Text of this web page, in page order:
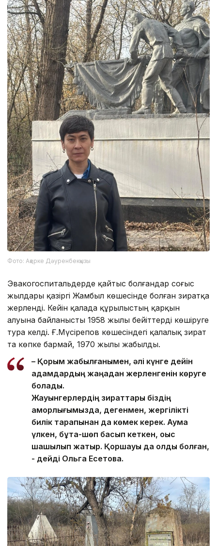
Фото: Ақерке Дәуренбекқызы
Эвакогоспитальдерде қайтыс болғандар соғыс
жылдары қазіргі Жамбыл көшесінде болған зиратқа
жерленді. Кейін қалада құрылыстың қарқын
алуына байланысты 1958 жылы бейіттерді көшіруге
тура келді. Ғ.Мүсірепов көшесіндегі қалалық зират
та көпке бармай, 1970 жылы жабылды.
– Қорым жабылғанымен, әлі күнге дейін
адамдардың жаңадан жерленгенін көруге
болады.
Жауынгерлердің зираттары біздің
қамқорлығымызда, дегенмен, жергілікті
билік тарапынан да көмек керек. Аумақ
үлкен, бұта-шөп басып кеткен, қоқыс
шашылып жатыр. Қоршауы да қолды болған,
- дейді Ольга Есетова.